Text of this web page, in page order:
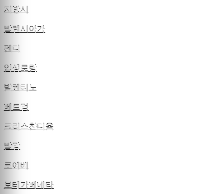
지방시
발렌시아가
펜디
입생로랑
발렌티노
베트멍
크리스챤디올
발망
로에베
보테가베네타